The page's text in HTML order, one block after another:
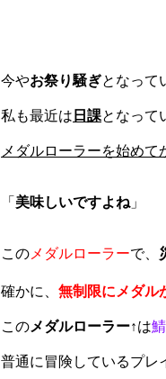
今やお祭り騒ぎとなって
私も最近は 日課となって
メダルローラーを始めて
「 美味しいですよね 」
この メダルローラーで、
確かに、 無制限にメダル
このメダルローラー↑は
普通に冒険しているプレ